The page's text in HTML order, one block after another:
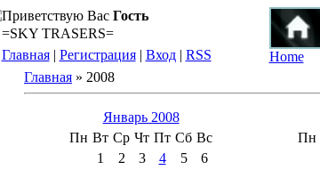
Приветствую Вас Гость
Home
=SKY TRASERS=
Главная| Регистрация| Вход| RSS
Главная » 2008
Январь 2008
Пн Вт Ср Чт Пт Сб Вс
1
2 3 4 5
6
Пн